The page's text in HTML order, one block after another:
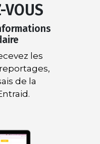
VOUS
les
de la